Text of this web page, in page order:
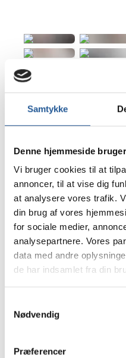
Samtykke
Denne hjemmeside
Vi bruger cookies til at
annoncer, til at vise dig
at analysere vores trafik.
din brug af vores
for sociale medier,
analysepartnere. Vores
data med andre
de har indsamlet fra din
Nødvendig
Præferencer
PÅ TAMU
Uddannelsen er for dig,
vedligeholdelse af
indeholder lettere
malerarbejde, pleje af
med tekniske
Uddannelsen er for
lettere
vedligeholdelse,